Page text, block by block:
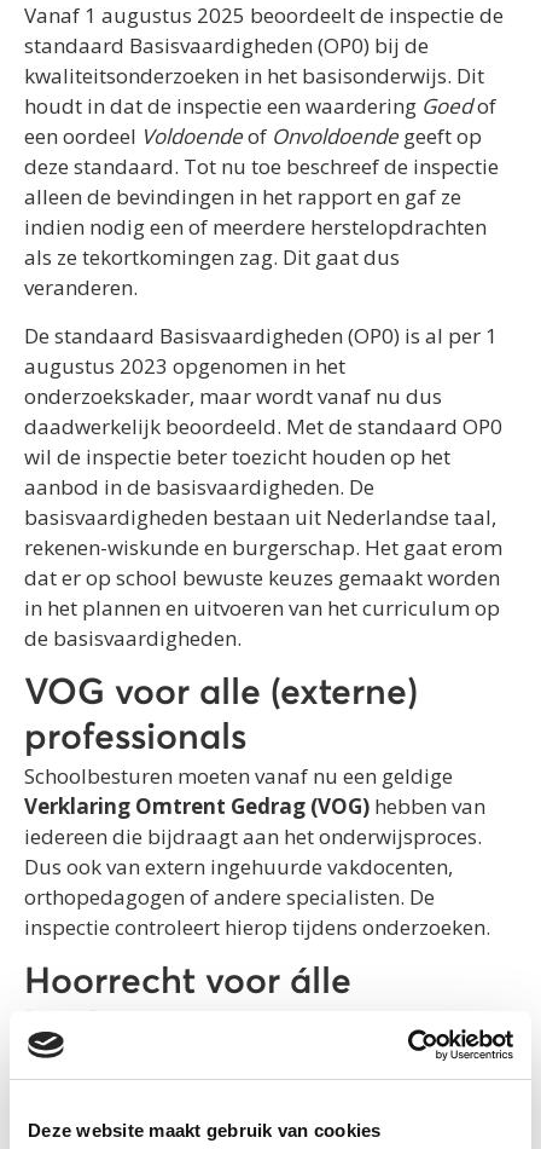
Deze website maakt gebruik van cookies
Vanaf 1 augustus 2025 beoordeelt de inspectie de
standaard Basisvaardigheden (OP0) bij de
kwaliteitsonderzoeken in het basisonderwijs. Dit
houdt in dat de inspectie een waardering Goedof
een oordeel Voldoendeof Onvoldoende geeft op
deze standaard. Tot nu toe beschreef de inspectie
alleen de bevindingen in het rapport en gaf ze
indien nodig een of meerdere herstelopdrachten
als ze tekortkomingen zag. Dit gaat dus
veranderen.
De standaard Basisvaardigheden (OP0) is al per 1
augustus 2023 opgenomen in het
onderzoekskader, maar wordt vanaf nu dus
daadwerkelijk beoordeeld. Met de standaard OP0
wil de inspectie beter toezicht houden op het
aanbod in de basisvaardigheden. De
basisvaardigheden bestaan uit Nederlandse taal,
rekenen-wiskunde en burgerschap. Het gaat erom
dat er op school bewuste keuzes gemaakt worden
in het plannen en uitvoeren van het curriculum op
de basisvaardigheden.
VOG voor alle (externe)
professionals
Schoolbesturen moeten vanaf nu een geldige
Verklaring Omtrent Gedrag (VOG) hebben van
iedereen die bijdraagt aan het onderwijsproces.
Dus ook van extern ingehuurde vakdocenten,
orthopedagogen of andere specialisten. De
inspectie controleert hierop tijdens onderzoeken.
Hoorrecht voor álle
leerlingen
Vanaf augustus 2025 geldt het
voor
Leerlingen moeten actief betrokken worden bij hun